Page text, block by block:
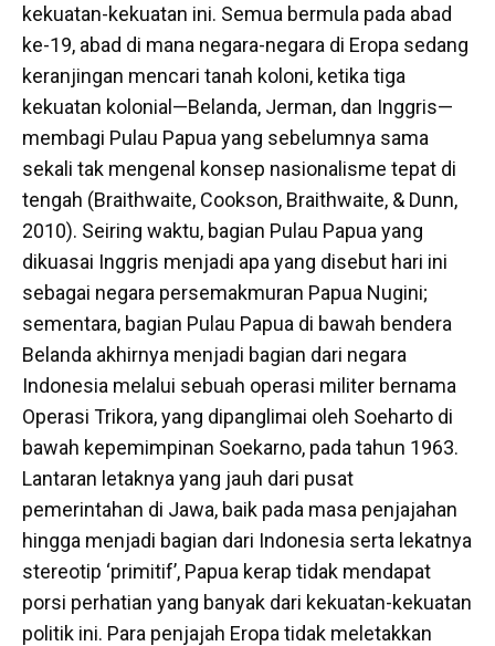
kekuatan-kekuatan ini. Semua bermula pada abad
ke-19, abad di mana negara-negara di Eropa sedang
keranjingan mencari tanah koloni, ketika tiga
kekuatan kolonial—Belanda, Jerman, dan Inggris—
membagi Pulau Papua yang sebelumnya sama
sekali tak mengenal konsep nasionalisme tepat di
tengah (Braithwaite, Cookson, Braithwaite, & Dunn,
2010). Seiring waktu, bagian Pulau Papua yang
dikuasai Inggris menjadi apa yang disebut hari ini
sebagai negara persemakmuran Papua Nugini;
sementara, bagian Pulau Papua di bawah bendera
Belanda akhirnya menjadi bagian dari negara
Indonesia melalui sebuah operasi militer bernama
Operasi Trikora, yang dipanglimai oleh Soeharto di
bawah kepemimpinan Soekarno, pada tahun 1963.
Lantaran letaknya yang jauh dari pusat
pemerintahan di Jawa, baik pada masa penjajahan
hingga menjadi bagian dari Indonesia serta lekatnya
stereotip ‘primitif’, Papua kerap tidak mendapat
porsi perhatian yang banyak dari kekuatan-kekuatan
politik ini. Para penjajah Eropa tidak meletakkan